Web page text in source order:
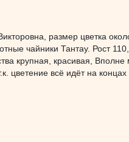
размер цветка
чайники Тантау. Рост
крупная, красивая,
цветение всё идёт на концах